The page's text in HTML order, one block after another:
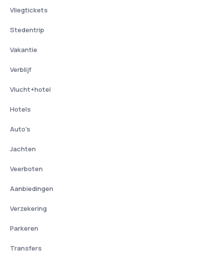
Vliegtickets
Stedentrip
Vakantie
Verblijf
Vlucht+hotel
Hotels
Auto's
Jachten
Veerboten
Aanbiedingen
Verzekering
Parkeren
Transfers